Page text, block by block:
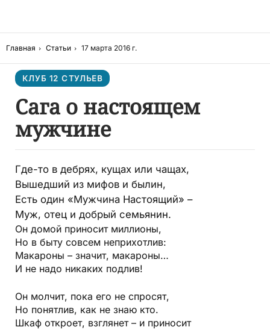
Главная Статьи 17 марта 2016 г.
КЛУБ 12 СТУЛЬЕВ
Сага о настоящем
мужчине
Где-то в дебрях, кущах или чащах,
Вышедший из мифов и былин,
Есть один «Мужчина Настоящий» –
Муж, отец и добрый семьянин.
Он домой приносит миллионы,
Но в быту совсем неприхотлив:
Макароны – значит, макароны…
И не надо никаких подлив!
Он молчит, пока его не спросят,
Но понятлив, как не знаю кто.
Шкаф откроет, взглянет – и приносит